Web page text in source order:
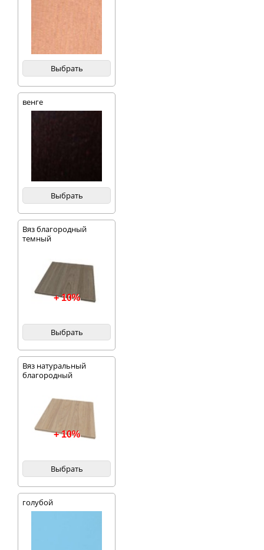
Выбрать
венге
Выбрать
Вяз благородный
темный
+ 10%
Выбрать
Вяз натуральный
благородный
+ 10%
Выбрать
голубой